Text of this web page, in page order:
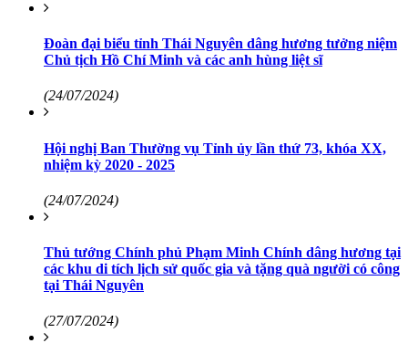
Đoàn đại biểu tỉnh Thái Nguyên dâng hương tưởng niệm
Chủ tịch Hồ Chí Minh và các anh hùng liệt sĩ
(24/07/2024)
Hội nghị Ban Thường vụ Tỉnh ủy lần thứ 73, khóa XX,
nhiệm kỳ 2020 - 2025
(24/07/2024)
Thủ tướng Chính phủ Phạm Minh Chính dâng hương tại
các khu di tích lịch sử quốc gia và tặng quà người có công
tại Thái Nguyên
(27/07/2024)